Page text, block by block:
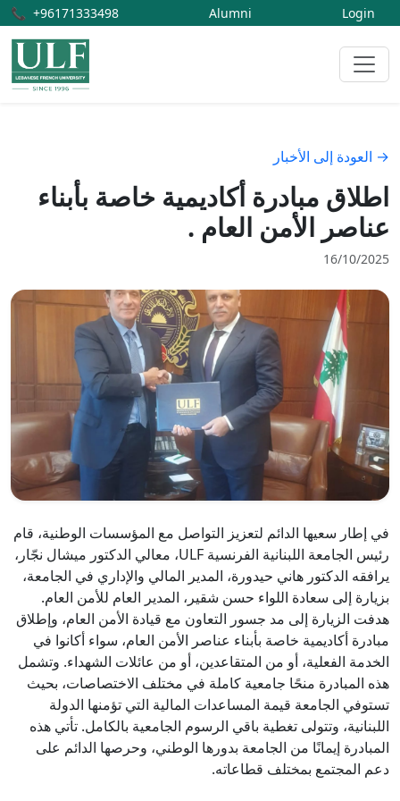
📞 +96171333498 Alumni Login
→ العودة إلى الأخبار
اطلاق مبادرة أكاديمية خاصة بأبناء
عناصر الأمن العام .
16/10/2025
في إطار سعيها الدائم لتعزيز التواصل مع المؤسسات الوطنية، قام
رئيس الجامعة اللبنانية الفرنسية ULF، معالي الدكتور ميشال نجّار،
يرافقه الدكتور هاني حيدورة، المدير المالي والإداري في الجامعة،
بزيارة إلى سعادة اللواء حسن شقير، المدير العام للأمن العام.
هدفت الزيارة إلى مد جسور التعاون مع قيادة الأمن العام، وإطلاق
مبادرة أكاديمية خاصة بأبناء عناصر الأمن العام، سواء أكانوا في
الخدمة الفعلية، أو من المتقاعدين، أو من عائلات الشهداء. وتشمل
هذه المبادرة منحًا جامعية كاملة في مختلف الاختصاصات، بحيث
تستوفي الجامعة قيمة المساعدات المالية التي تؤمنها الدولة
اللبنانية، وتتولى تغطية باقي الرسوم الجامعية بالكامل. تأتي هذه
المبادرة إيمانًا من الجامعة بدورها الوطني، وحرصها الدائم على
دعم المجتمع بمختلف قطاعاته.